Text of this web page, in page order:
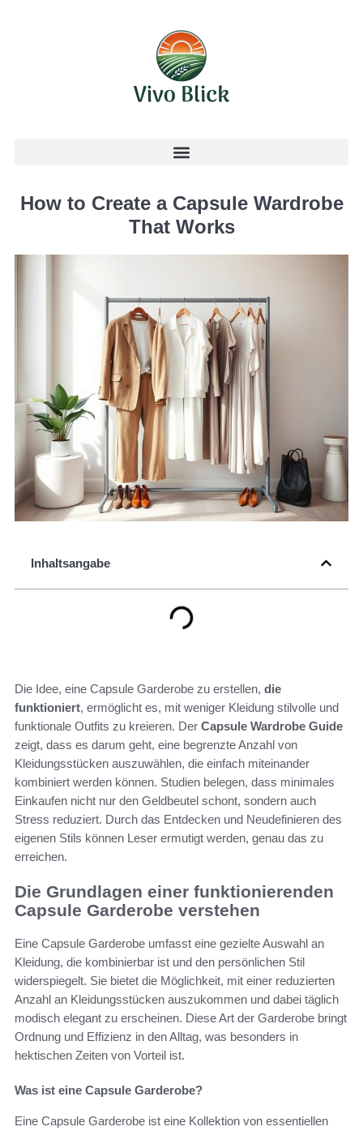
How to Create a Capsule Wardrobe
That Works
Inhaltsangabe
Die Idee, eine Capsule Garderobe zu erstellen, die
funktioniert, ermöglicht es, mit weniger Kleidung stilvolle und
funktionale Outfits zu kreieren. Der Capsule Wardrobe Guide
zeigt, dass es darum geht, eine begrenzte Anzahl von
Kleidungsstücken auszuwählen, die einfach miteinander
kombiniert werden können. Studien belegen, dass minimales
Einkaufen nicht nur den Geldbeutel schont, sondern auch
Stress reduziert. Durch das Entdecken und Neudefinieren des
eigenen Stils können Leser ermutigt werden, genau das zu
erreichen.
Die Grundlagen einer funktionierenden
Capsule Garderobe verstehen
Eine Capsule Garderobe umfasst eine gezielte Auswahl an
Kleidung, die kombinierbar ist und den persönlichen Stil
widerspiegelt. Sie bietet die Möglichkeit, mit einer reduzierten
Anzahl an Kleidungsstücken auszukommen und dabei täglich
modisch elegant zu erscheinen. Diese Art der Garderobe bringt
Ordnung und Effizienz in den Alltag, was besonders in
hektischen Zeiten von Vorteil ist.
Was ist eine Capsule Garderobe?
Eine Capsule Garderobe ist eine Kollektion von essentiellen